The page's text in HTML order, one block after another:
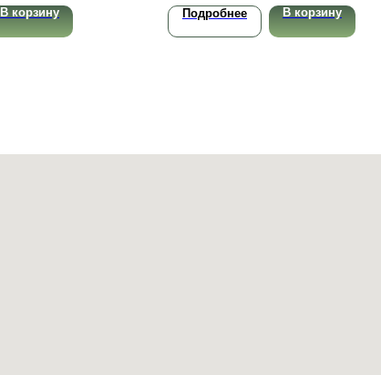
В корзину Подробнее В корзину